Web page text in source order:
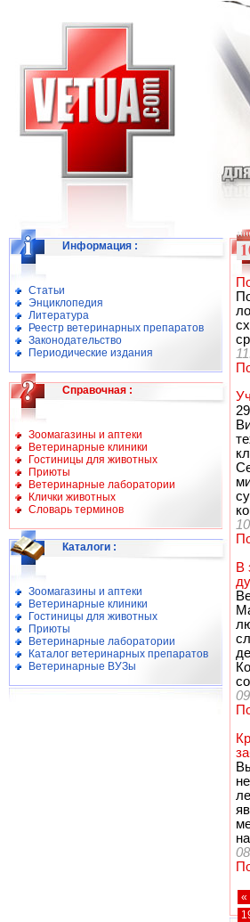
Информация :
Статьи
Энциклопедия
Литература
Реестр ветеринарных препаратов
Законодательство
Периодические издания
Справочная :
Зоомагазины и аптеки
Ветеринарные клиники
Гостиницы для животных
Приюты
Ветеринарные лаборатории
Клички животных
Словарь терминов
Каталоги :
Зоомагазины и аптеки
Ветеринарные клиники
Гостиницы для животных
Приюты
Ветеринарные лаборатории
Каталог ветеринарных препаратов
Ветеринарные ВУЗы
В
«